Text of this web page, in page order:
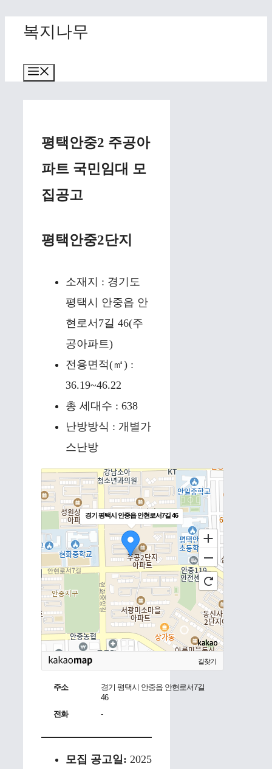
content
복지나무
평택안중2 주공아
파트 국민임대 모
집공고
평택안중2단지
소재지 : 경기도
평택시 안중읍 안
현로서7길 46(주
공아파트)
전용면적(㎡) :
36.19~46.22
총 세대수 : 638
난방방식 : 개별가
스난방
경기 평택시 안중읍 안현로서7길 46
길찾기
주소
경기 평택시 안중읍 안현로서7길
46
전화
-
모집 공고일: 2025